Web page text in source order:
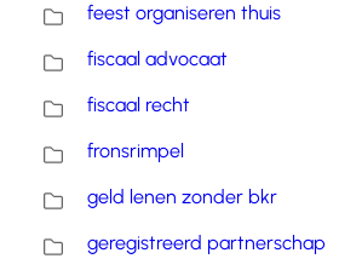
feest organiseren thuis
fiscaal advocaat
fiscaal recht
fronsrimpel
geld lenen zonder bkr
geregistreerd partnerschap